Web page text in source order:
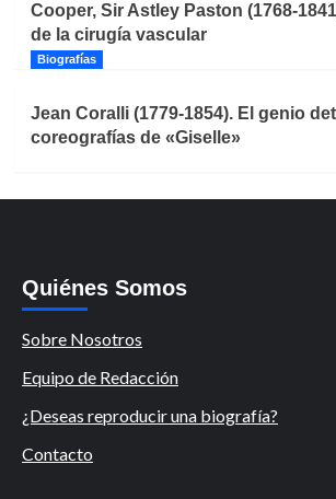
Cooper, Sir Astley Paston (1768-
de la cirugía vascular
Biografías
Jean Coralli (1779-1854). El genio
coreografías de «Giselle»
Quiénes Somos
Sobre Nosotros
Equipo de Redacción
¿Deseas reproducir una biografía?
Contacto